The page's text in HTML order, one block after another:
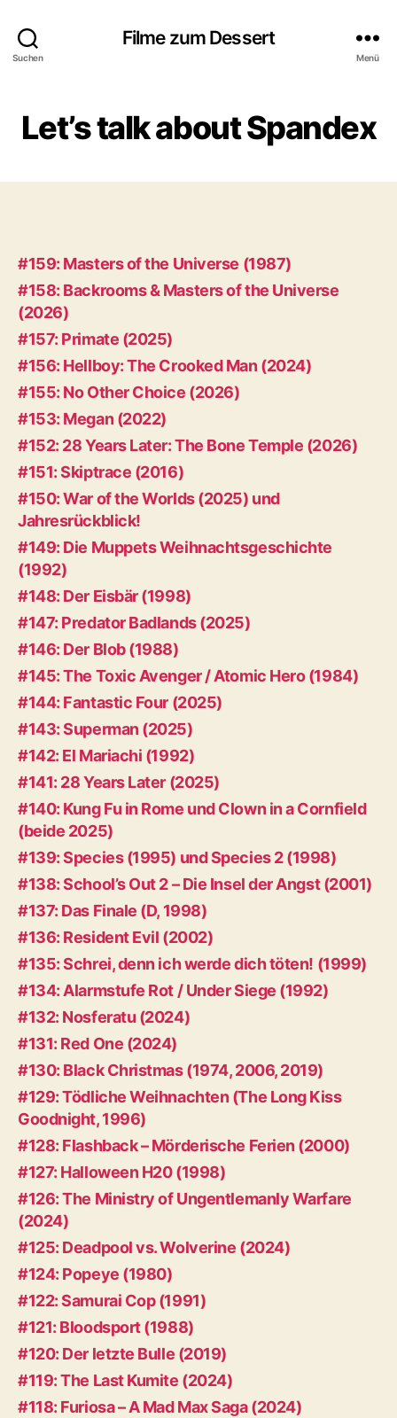
Suchen
Filme zum Dessert
Menü
Let’s talk about Spandex
#159: Masters of the Universe (1987)
#158: Backrooms & Masters of the Universe
(2026)
#157: Primate (2025)
#156: Hellboy: The Crooked Man (2024)
#155: No Other Choice (2026)
#153: Megan (2022)
#152: 28 Years Later: The Bone Temple (2026)
#151: Skiptrace (2016)
#150: War of the Worlds (2025) und
Jahresrückblick!
#149: Die Muppets Weihnachtsgeschichte
(1992)
#148: Der Eisbär (1998)
#147: Predator Badlands (2025)
#146: Der Blob (1988)
#145: The Toxic Avenger / Atomic Hero (1984)
#144: Fantastic Four (2025)
#143: Superman (2025)
#142: El Mariachi (1992)
#141: 28 Years Later (2025)
#140: Kung Fu in Rome und Clown in a Cornfield
(beide 2025)
#139: Species (1995) und Species 2 (1998)
#138: School’s Out 2 – Die Insel der Angst (2001)
#137: Das Finale (D, 1998)
#136: Resident Evil (2002)
#135: Schrei, denn ich werde dich töten! (1999)
#134: Alarmstufe Rot / Under Siege (1992)
#132: Nosferatu (2024)
#131: Red One (2024)
#130: Black Christmas (1974, 2006, 2019)
#129: Tödliche Weihnachten (The Long Kiss
Goodnight, 1996)
#128: Flashback – Mörderische Ferien (2000)
#127: Halloween H20 (1998)
#126: The Ministry of Ungentlemanly Warfare
(2024)
#125: Deadpool vs. Wolverine (2024)
#124: Popeye (1980)
#122: Samurai Cop (1991)
#121: Bloodsport (1988)
#120: Der letzte Bulle (2019)
#119: The Last Kumite (2024)
#118: Furiosa – A Mad Max Saga (2024)